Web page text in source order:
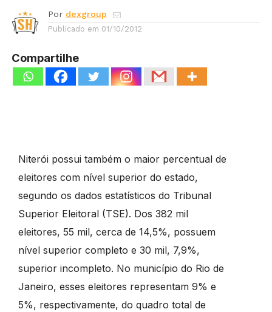
Por dexgroup
Publicado em 01/10/2012
Compartilhe
Niterói possui também o maior percentual de
eleitores com nível superior do estado,
segundo os dados estatísticos do Tribunal
Superior Eleitoral (TSE). Dos 382 mil
eleitores, 55 mil, cerca de 14,5%, possuem
nível superior completo e 30 mil, 7,9%,
superior incompleto. No município do Rio de
Janeiro, esses eleitores representam 9% e
5%, respectivamente, do quadro total de